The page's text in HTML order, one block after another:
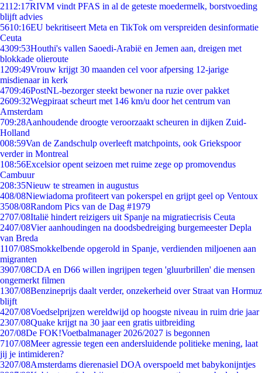
2112:17RIVM vindt PFAS in al de geteste moedermelk, borstvoeding
blijft advies
5610:16EU bekritiseert Meta en TikTok om verspreiden desinformatie
Ceuta
4309:53Houthi's vallen Saoedi-Arabië en Jemen aan, dreigen met
blokkade olieroute
1209:49Vrouw krijgt 30 maanden cel voor afpersing 12-jarige
misdienaar in kerk
4709:46PostNL-bezorger steekt bewoner na ruzie over pakket
2609:32Wegpiraat scheurt met 146 km/u door het centrum van
Amsterdam
709:28Aanhoudende droogte veroorzaakt scheuren in dijken Zuid-
Holland
008:59Van de Zandschulp overleeft matchpoints, ook Griekspoor
verder in Montreal
108:56Excelsior opent seizoen met ruime zege op promovendus
Cambuur
208:35Nieuw te streamen in augustus
408/08Niewiadoma profiteert van pokerspel en grijpt geel op Ventoux
3508/08Random Pics van de Dag #1979
2707/08Italië hindert reizigers uit Spanje na migratiecrisis Ceuta
2407/08Vier aanhoudingen na doodsbedreiging burgemeester Depla
van Breda
1107/08Smokkelbende opgerold in Spanje, verdienden miljoenen aan
migranten
3907/08CDA en D66 willen ingrijpen tegen 'gluurbrillen' die mensen
ongemerkt filmen
1307/08Benzineprijs daalt verder, onzekerheid over Straat van Hormuz
blijft
4207/08Voedselprijzen wereldwijd op hoogste niveau in ruim drie jaar
2307/08Quake krijgt na 30 jaar een gratis uitbreiding
207/08De FOK!Voetbalmanager 2026/2027 is begonnen
7107/08Meer agressie tegen een andersluidende politieke mening, laat
jij je intimideren?
3207/08Amsterdams dierenasiel DOA overspoeld met babykonijntjes